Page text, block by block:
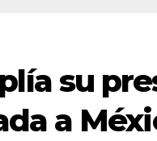
su
a